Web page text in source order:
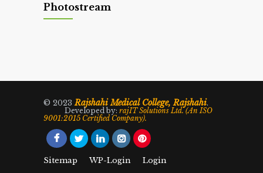
Photostream
© 2023Rajshahi Medical College, Rajshahi.
Developed by: rajIT Solutions Ltd. (An ISO
9001:2015 Certified Company).
Sitemap WP-Login Login